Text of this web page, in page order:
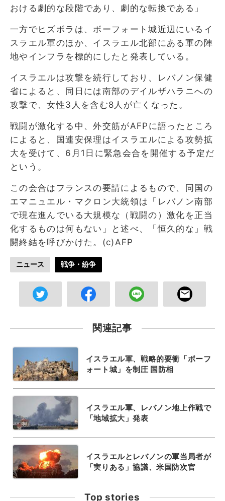
おける劇的な段階であり、劇的な転換である」
一方でヒズボラは、ボーフォート城近辺にいるイ
スラエル軍のほか、イスラエル北部にある軍の陣
地やインフラを標的にしたと発表している。
イスラエルは攻撃を続行しており、レバノン保健
省によると、同日には南部のデイルザハラニへの
攻撃で、女性3人を含む8人が亡くなった。
戦闘が激化する中、外交筋がAFPに語ったところ
によると、国連安保理はイスラエルによる攻勢拡
大を受けて、6月1日に緊急会合を開催する予定だ
という。
この会合はフランスの要請によるもので、同国の
エマニュエル・マクロン大統領は「レバノン南部
で現在進んでいる大規模な（戦闘の）激化を正当
化するものは何もない」と述べ、「恒久的な」戦
闘終結を呼びかけた。(c)AFP
ニュース 戦争・紛争
関連記事
イスラエル軍、戦略的要衝「ボーフ
ォート城」を制圧 国防相
イスラエル軍、レバノン地上作戦で
「地域拡大」発表
イスラエルとレバノンの軍当局者が
「実りある」協議、米国防次官
Top stories